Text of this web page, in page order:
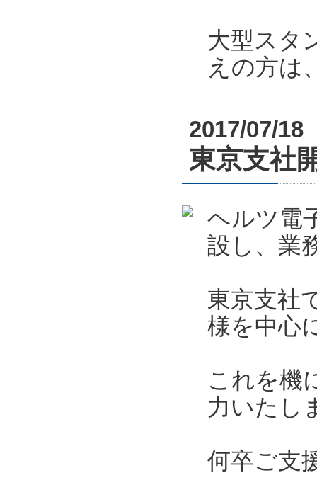
大型スタ
えの方は
2017/07/18
東京支社
ヘルツ電
設し、業
東京支社
様を中心
これを機
力いたし
何卒ご支